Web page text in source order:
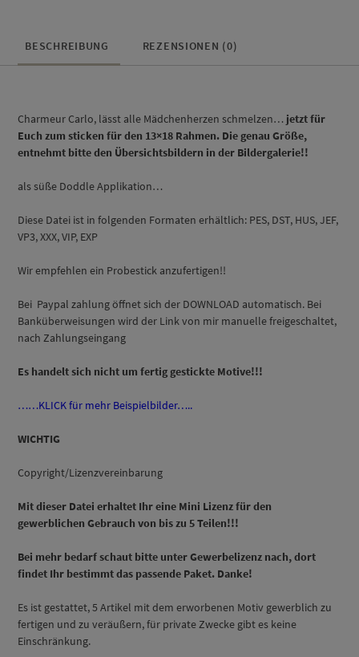
BESCHREIBUNG REZENSIONEN (0)
Charmeur Carlo, lässt alle Mädchenherzen schmelzen… jetzt für
Euch zum sticken für den 13×18 Rahmen. Die genau Größe,
entnehmt bitte den Übersichtsbildern in der Bildergalerie!!
als süße Doddle Applikation…
Diese Datei ist in folgenden Formaten erhältlich: PES, DST, HUS, JEF,
VP3, XXX, VIP, EXP
Wir empfehlen ein Probestick anzufertigen!!
Bei Paypal zahlung öffnet sich der DOWNLOAD automatisch. Bei
Banküberweisungen wird der Link von mir manuelle freigeschaltet,
nach Zahlungseingang
Es handelt sich nicht um fertig gestickte Motive!!!
……KLICK für mehr Beispielbilder…..
WICHTIG
Copyright/Lizenzvereinbarung
Mit dieser Datei erhaltet Ihr eine Mini Lizenz für den
gewerblichen Gebrauch von bis zu 5 Teilen!!!
Bei mehr bedarf schaut bitte unter Gewerbelizenz nach, dort
findet Ihr bestimmt das passende Paket. Danke!
Es ist gestattet, 5 Artikel mit dem erworbenen Motiv gewerblich zu
fertigen und zu veräußern, für private Zwecke gibt es keine
Einschränkung.